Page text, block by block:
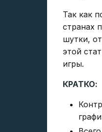
Так как
странах
шутки,
этой
игры.
КРАТКО: